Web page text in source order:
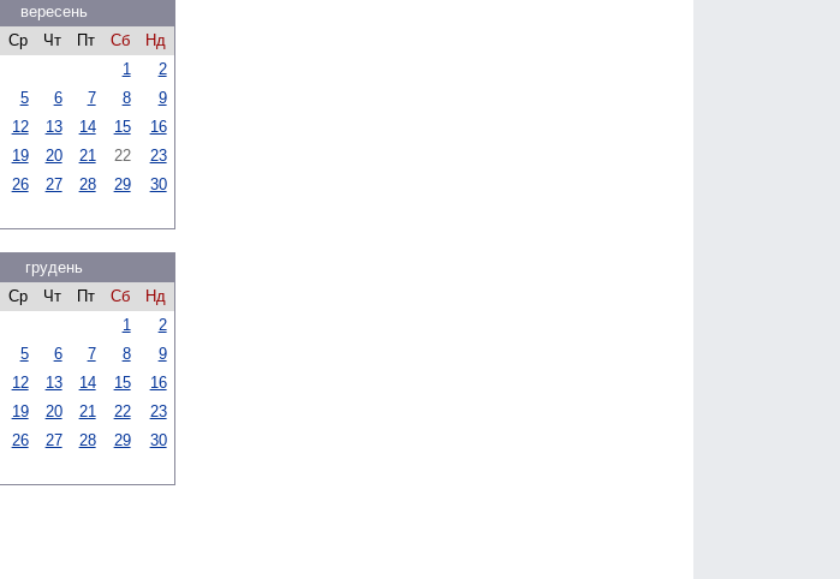
вересень
Ср Чт Пт Сб
Нд
1
2
5 6 7 8
9
12 13 14 15
16
19 20 21 22
23
26 27 28 29 30
грудень
Ср Чт Пт Сб
Нд
1
2
5 6 7 8
9
12 13 14 15
16
19 20 21 22
23
26 27 28 29
30